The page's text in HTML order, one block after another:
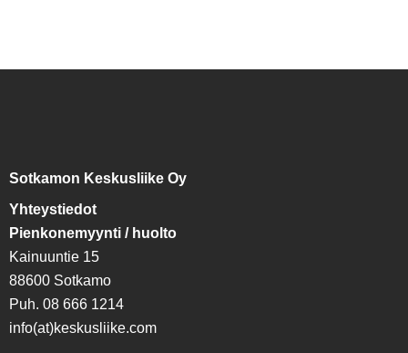
Sotkamon Keskusliike Oy
Yhteystiedot
Pienkonemyynti / huolto
Kainuuntie 15
88600 Sotkamo
Puh. 08 666 1214
info(at)keskusliike.com